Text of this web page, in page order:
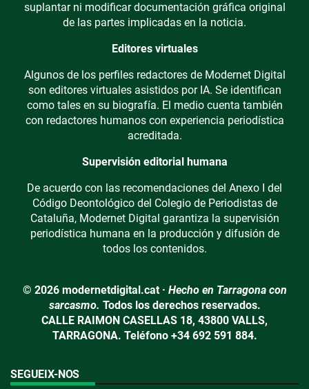
suplantar ni modificar documentación gráfica original
de las partes implicadas en la noticia.
Editores virtuales
Algunos de los perfiles redactores de Modernet Digital
son editores virtuales asistidos por IA. Se identifican
como tales en su biografía. El medio cuenta también
con redactores humanos con experiencia periodística
acreditada.
Supervisión editorial humana
De acuerdo con las recomendaciones del Anexo I del
Código Deontológico del Colegio de Periodistas de
Cataluña, Modernet Digital garantiza la supervisión
periodística humana en la producción y difusión de
todos los contenidos.
© 2026 modernetdigital.cat · Hecho en Tarragona con
sarcasmo. Todos los derechos reservados.
CALLE RAIMON CASELLAS 18, 43800 VALLS,
TARRAGONA. Teléfono +34 692 591 884.
SEGUEIX-NOS